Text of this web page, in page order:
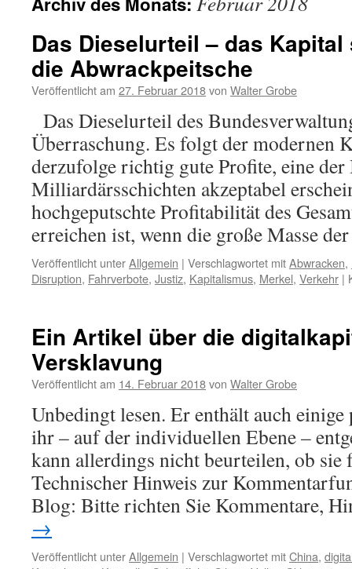
Das Dieselurteil – das
die Abwrackpeitsche
Veröffentlicht am 27. Februar 2018von Walter Grobe
Das Dieselurteil des
Überraschung. Es folgt der modernen
derzufolge richtig gute Profite, eine
Milliardärsschichten akzeptabel
hochgeputschte Profitabilität des
erreichen ist, wenn die große Masse
Veröffentlicht unterAllgemein | Verschlagwortet mitAbwracken,
Disruption, Fahrverbote, Justiz, Kapitalismus, Merkel, Verkehr |
Ein Artikel über die
Versklavung
Veröffentlicht am 14. Februar 2018von Walter Grobe
Unbedingt lesen. Er enthält auch
ihr – auf der individuellen Ebene –
kann allerdings nicht beurteilen, ob
Technischer Hinweis zur
Blog: Bitte richten Sie Kommentare,
→
Veröffentlicht unterAllgemein | Verschlagwortet mitChina,